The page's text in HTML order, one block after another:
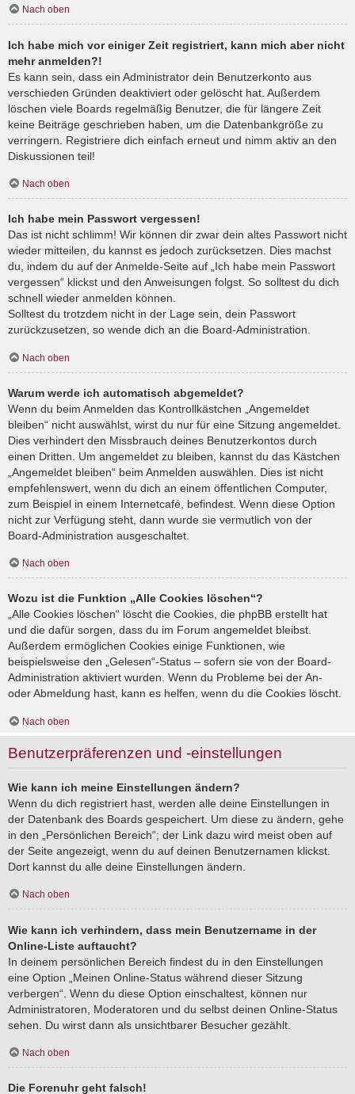
Nach oben
Ich habe mich vor einiger Zeit registriert, kann mich aber nicht
mehr anmelden?!
Es kann sein, dass ein Administrator dein Benutzerkonto aus
verschieden Gründen deaktiviert oder gelöscht hat. Außerdem
löschen viele Boards regelmäßig Benutzer, die für längere Zeit
keine Beiträge geschrieben haben, um die Datenbankgröße zu
verringern. Registriere dich einfach erneut und nimm aktiv an den
Diskussionen teil!
Nach oben
Ich habe mein Passwort vergessen!
Das ist nicht schlimm! Wir können dir zwar dein altes Passwort nicht
wieder mitteilen, du kannst es jedoch zurücksetzen. Dies machst
du, indem du auf der Anmelde-Seite auf „Ich habe mein Passwort
vergessen“ klickst und den Anweisungen folgst. So solltest du dich
schnell wieder anmelden können.
Solltest du trotzdem nicht in der Lage sein, dein Passwort
zurückzusetzen, so wende dich an die Board-Administration.
Nach oben
Warum werde ich automatisch abgemeldet?
Wenn du beim Anmelden das Kontrollkästchen „Angemeldet
bleiben“ nicht auswählst, wirst du nur für eine Sitzung angemeldet.
Dies verhindert den Missbrauch deines Benutzerkontos durch
einen Dritten. Um angemeldet zu bleiben, kannst du das Kästchen
„Angemeldet bleiben“ beim Anmelden auswählen. Dies ist nicht
empfehlenswert, wenn du dich an einem öffentlichen Computer,
zum Beispiel in einem Internetcafé, befindest. Wenn diese Option
nicht zur Verfügung steht, dann wurde sie vermutlich von der
Board-Administration ausgeschaltet.
Nach oben
Wozu ist die Funktion „Alle Cookies löschen“?
„Alle Cookies löschen“ löscht die Cookies, die phpBB erstellt hat
und die dafür sorgen, dass du im Forum angemeldet bleibst.
Außerdem ermöglichen Cookies einige Funktionen, wie
beispielsweise den „Gelesen“-Status – sofern sie von der Board-
Administration aktiviert wurden. Wenn du Probleme bei der An-
oder Abmeldung hast, kann es helfen, wenn du die Cookies löscht.
Nach oben
Benutzerpräferenzen und -einstellungen
Wie kann ich meine Einstellungen ändern?
Wenn du dich registriert hast, werden alle deine Einstellungen in
der Datenbank des Boards gespeichert. Um diese zu ändern, gehe
in den „Persönlichen Bereich“; der Link dazu wird meist oben auf
der Seite angezeigt, wenn du auf deinen Benutzernamen klickst.
Dort kannst du alle deine Einstellungen ändern.
Nach oben
Wie kann ich verhindern, dass mein Benutzername in der
Online-Liste auftaucht?
In deinem persönlichen Bereich findest du in den Einstellungen
eine Option „Meinen Online-Status während dieser Sitzung
verbergen“. Wenn du diese Option einschaltest, können nur
Administratoren, Moderatoren und du selbst deinen Online-Status
sehen. Du wirst dann als unsichtbarer Besucher gezählt.
Nach oben
Die Forenuhr geht falsch!